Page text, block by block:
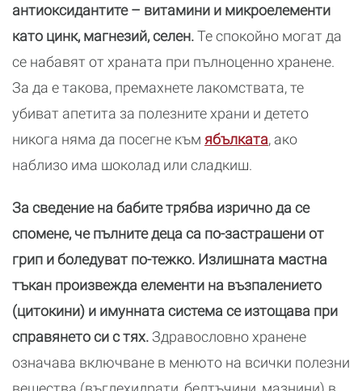
антиоксидантите – витамини и микроелементи
като цинк, магнезий, селен.Те спокойно могат да
се набавят от храната при пълноценно хранене.
За да е такова, премахнете лакомствата, те
убиват апетита за полезните храни и детето
никога няма да посегне към ябълката, ако
наблизо има шоколад или сладкиш.
За сведение на бабите трябва изрично да се
спомене, че пълните деца са по-застрашени от
грип и боледуват по-тежко. Излишната мастна
тъкан произвежда елементи на възпалението
(цитокини) и имунната система се изтощава при
справянето си с тях. Здравословно хранене
означава включване в менюто на всички полезни